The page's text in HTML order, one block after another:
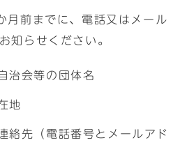
月前までに、電話又はメール
知らせください。
治会等の団体名
地
絡先（電話番号とメールアド